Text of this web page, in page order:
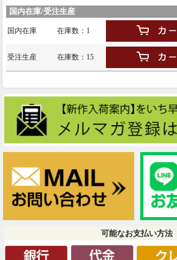
国内在庫/受注生産
国内在庫 在庫数：1
受注生産 在庫数：15
可能なお支払い方法